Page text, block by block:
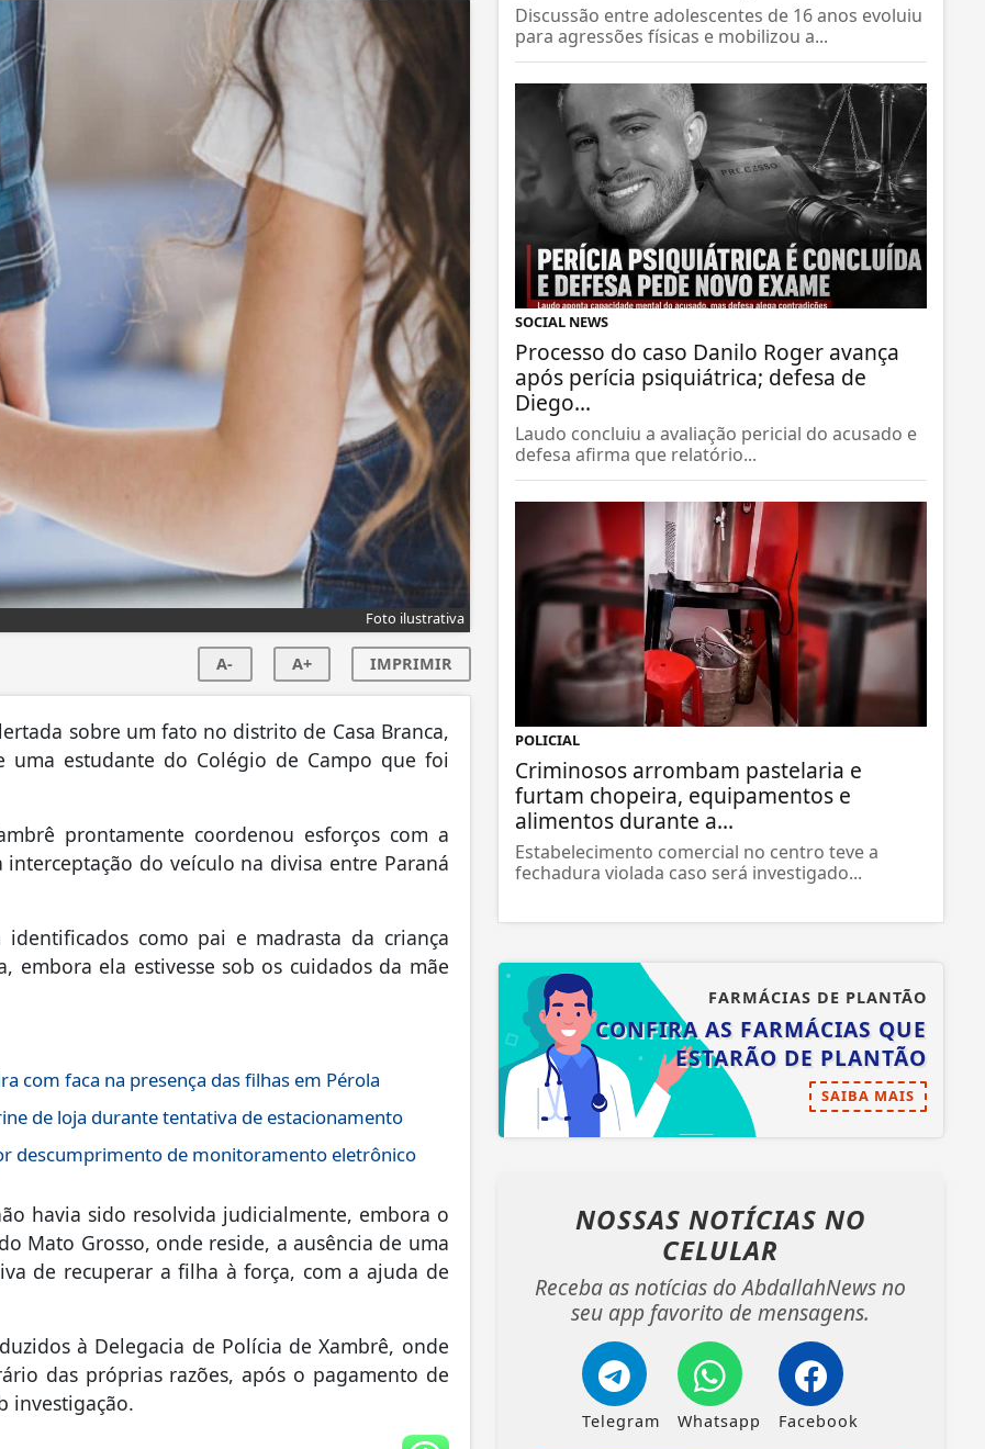
Foto ilustrativa
A- A+ IMPRIMIR
sobre um fato no distrito de Casa Branca,
uma estudante do Colégio de Campo que foi
prontamente coordenou esforços com a
do veículo na divisa entre Paraná
como pai e madrasta da criança
ela estivesse sob os cuidados da mãe
com faca na presença das filhas em Pérola
de loja durante tentativa de estacionamento
descumprimento de monitoramento eletrônico
havia sido resolvida judicialmente, embora o
Mato Grosso, onde reside, a ausência de uma
de recuperar a filha à força, com a ajuda de
à Delegacia de Polícia de Xambrê, onde
das próprias razões, após o pagamento de
investigação.
Discussão entre adolescentes de 16 anos evoluiu
para agressões físicas e mobilizou a...
SOCIAL NEWS
Processo do caso Danilo Roger avança
após perícia psiquiátrica; defesa de
Diego...
Laudo concluiu a avaliação pericial do acusado e
defesa afirma que relatório...
POLICIAL
Criminosos arrombam pastelaria e
furtam chopeira, equipamentos e
alimentos durante a...
Estabelecimento comercial no centro teve a
fechadura violada caso será investigado...
FARMÁCIAS DE PLANTÃO
CONFIRA AS FARMÁCIAS QUE
ESTARÃO DE PLANTÃO
SAIBA MAIS
NOSSAS NOTÍCIAS NO
CELULAR
Receba as notícias do AbdallahNews no
seu app favorito de mensagens.
Telegram Whatsapp Facebook